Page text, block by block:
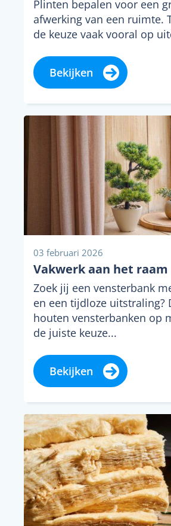
Plinten bepalen voor een
afwerking van een ruimte.
de keuze vaak vooral op
Bekijken
03 februari 2026
Vakwerk aan het raam
Zoek jij een vensterbank
en een tijdloze uitstraling?
houten vensterbanken op
de juiste keuze...
Bekijken